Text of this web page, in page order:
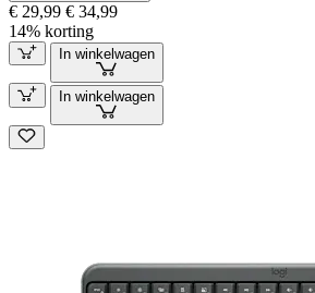
€ 29,99 € 34,99
14% korting
In winkelwagen
In winkelwagen